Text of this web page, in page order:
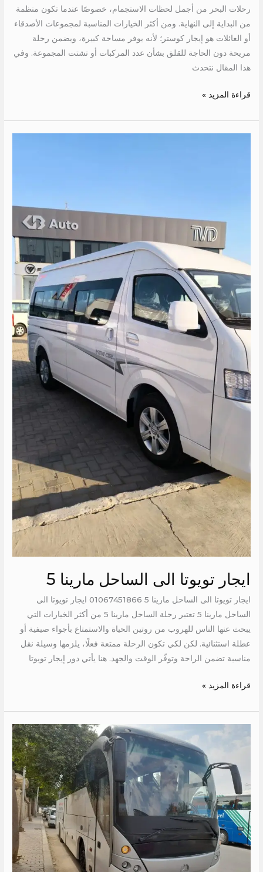
رحلات البحر من أجمل لحظات الاستجمام، خصوصًا عندما تكون منظمة
من البداية إلى النهاية. ومن أكثر الخيارات المناسبة لمجموعات الأصدقاء
أو العائلات هو إيجار كوستر؛ لأنه يوفر مساحة كبيرة، ويضمن رحلة
مريحة دون الحاجة للقلق بشأن عدد المركبات أو تشتت المجموعة. وفي
هذا المقال نتحدث
قراءة المزيد »
ايجار تويوتا الى الساحل مارينا 5
ايجار تويوتا الى الساحل مارينا 5 01067451866 ايجار تويوتا الى
الساحل مارينا 5 تعتبر رحلة الساحل مارينا 5 من أكثر الخيارات التي
يبحث عنها الناس للهروب من روتين الحياة والاستمتاع بأجواء صيفية أو
عطلة استثنائية. لكن لكي تكون الرحلة ممتعة فعلًا، يلزمها وسيلة نقل
مناسبة تضمن الراحة وتوفّر الوقت والجهد. هنا يأتي دور إيجار تويوتا
قراءة المزيد »
راكب
الى
الجونة